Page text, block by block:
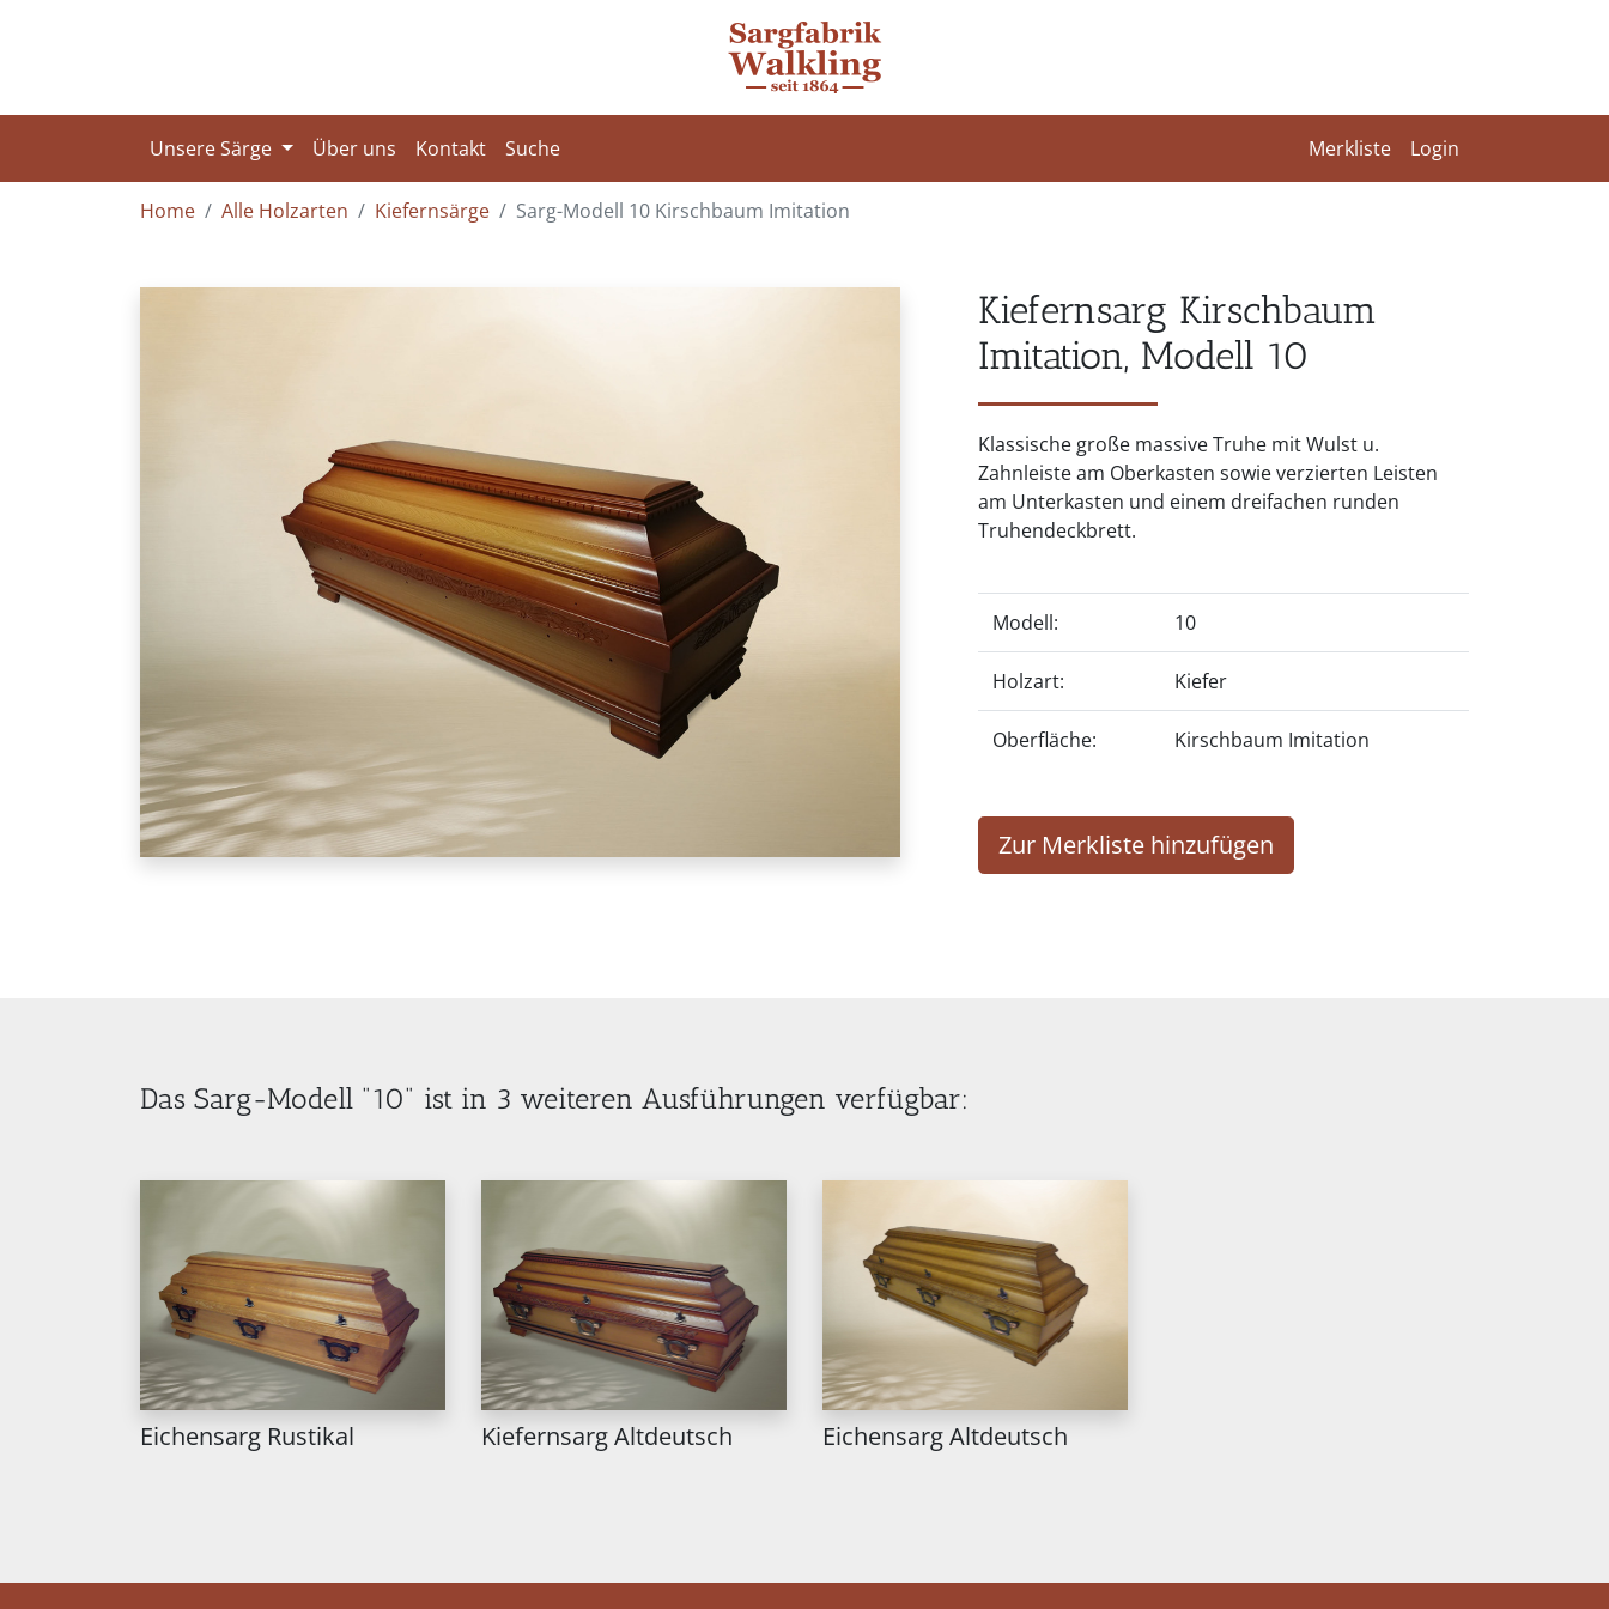
Unsere Särge Über uns Kontakt Suche Merkliste Login
Home Alle Holzarten Kiefernsärge Sarg-Modell 10 Kirschbaum Imitation
Kiefernsarg Kirschbaum
Imitation, Modell 10
Klassische große massive Truhe mit Wulst u.
Zahnleiste am Oberkasten sowie verzierten Leisten
am Unterkasten und einem dreifachen runden
Truhendeckbrett.
Modell: 10
Holzart: Kiefer
Oberfläche: Kirschbaum Imitation
Zur Merkliste hinzufügen
Das Sarg-Modell "10" ist in 3 weiteren Ausführungen verfügbar:
Eichensarg Rustikal Kiefernsarg Altdeutsch Eichensarg Altdeutsch